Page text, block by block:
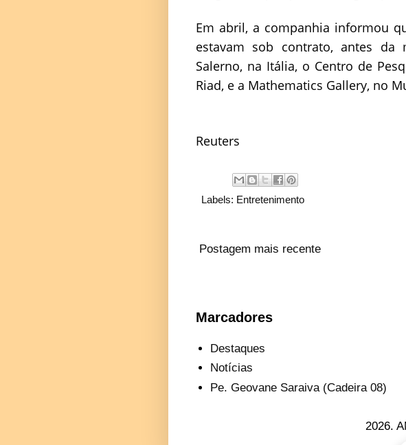
Em abril, a companhia informou
estavam sob contrato, antes
Salerno, na Itália, o Centro de
Riad, e a Mathematics Gallery, no
Reuters
Labels: Entretenimento
Postagem mais recente
Marcadores
Destaques
Notícias
Pe. Geovane Saraiva (Cadeira 08)
2026.